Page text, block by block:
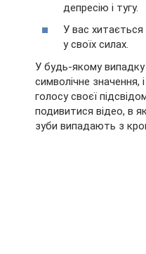
депресію і тугу.
У вас хитається
у своїх силах.
У будь-якому
символічне значення,
голосу своєї
подивитися відео, в
зуби випадають з